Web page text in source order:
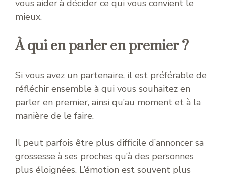
vous aider à décider ce qui vous convient le
mieux.
À qui en parler en premier ?
Si vous avez un partenaire, il est préférable de
réfléchir ensemble à qui vous souhaitez en
parler en premier, ainsi qu’au moment et à la
manière de le faire.
Il peut parfois être plus difficile d’annoncer sa
grossesse à ses proches qu’à des personnes
plus éloignées. L’émotion est souvent plus